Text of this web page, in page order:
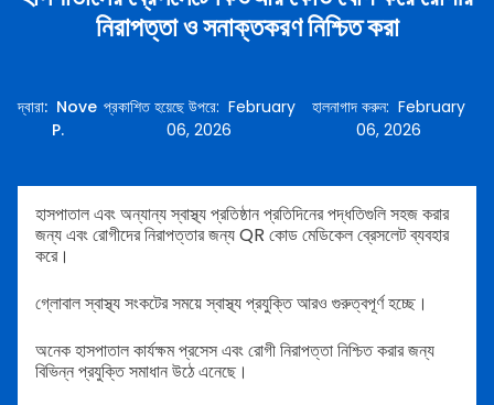
নিরাপত্তা ও সনাক্তকরণ নিশ্চিত করা
দ্বারা: Nove
P.
প্রকাশিত হয়েছে উপরে: February
06, 2026
হালনাগাদ করুন:February
06, 2026
হাসপাতাল এবং অন্যান্য স্বাস্থ্য প্রতিষ্ঠান প্রতিদিনের পদ্ধতিগুলি সহজ করার
জন্য এবং রোগীদের নিরাপত্তার জন্য QR কোড মেডিকেল ব্রেসলেট ব্যবহার
করে।
গ্লোবাল স্বাস্থ্য সংকটের সময়ে স্বাস্থ্য প্রযুক্তি আরও গুরুত্বপূর্ণ হচ্ছে।
অনেক হাসপাতাল কার্যক্ষম প্রসেস এবং রোগী নিরাপত্তা নিশ্চিত করার জন্য
বিভিন্ন প্রযুক্তি সমাধান উঠে এনেছে।